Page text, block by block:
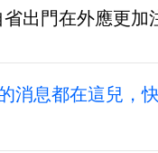
出門在外應更加
消息都在這兒，